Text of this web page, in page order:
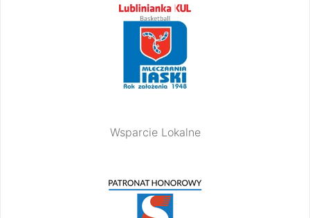
Wsparcie Lokalne